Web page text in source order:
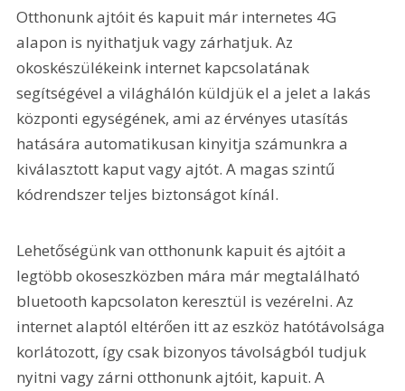
Otthonunk ajtóit és kapuit már internetes 4G
alapon is nyithatjuk vagy zárhatjuk. Az
okoskészülékeink internet kapcsolatának
segítségével a világhálón küldjük el a jelet a lakás
központi egysé­gének, ami az érvényes utasítás
hatá­sára automatikusan kinyitja számunkra a
kiválasztott kaput vagy ajtót. A magas szintű
kódrendszer teljes biztonságot kínál.
Lehetőségünk van otthonunk kapuit és ajtóit a
legtöbb okoseszközben mára már megtalálható
bluetooth kapcsolaton keresztül is vezérelni. Az
internet alaptól eltérően itt az eszköz hatótávolsága
korlátozott, így csak bizonyos távolságból tudjuk
nyitni vagy zárni otthonunk ajtóit, kapuit. A